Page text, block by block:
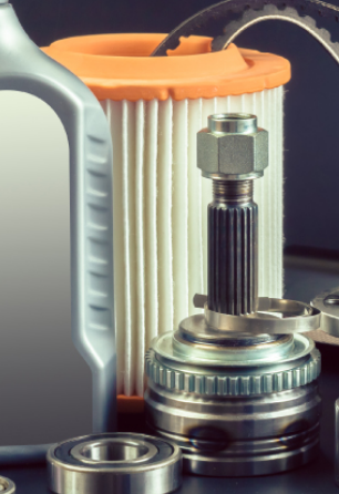
amortisseur
Compresseur
Condenseur
Électrovanne
Évaporateur
Mano
Thermostat d’eau
Sonde de température
principal
Débitmètre d’aire
Filtre à aire
Filtre à essence
Filtre à huile
Filtre à gasoil